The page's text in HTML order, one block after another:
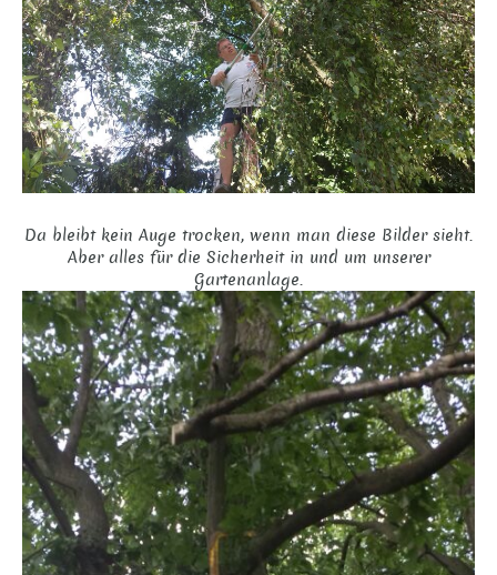
Da bleibt kein Auge trocken, wenn man diese Bilder sieht.
Aber alles für die Sicherheit in und um unserer
Gartenanlage.